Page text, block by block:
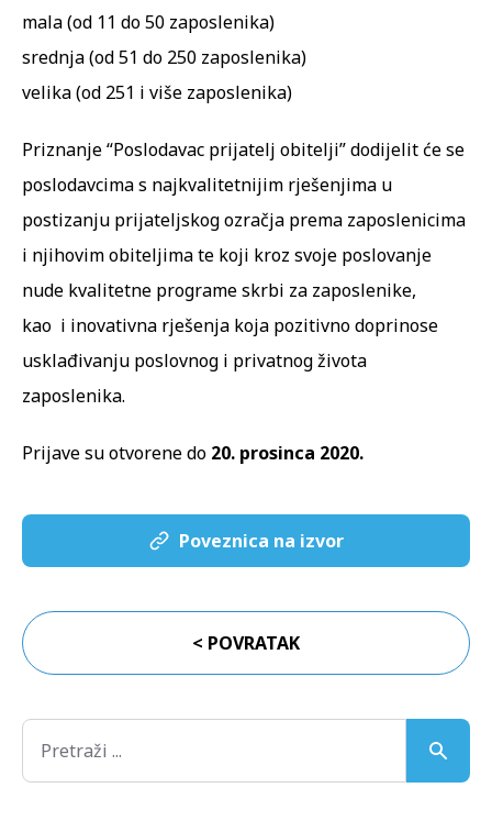
mala (od 11 do 50 zaposlenika)
srednja (od 51 do 250 zaposlenika)
velika (od 251 i više zaposlenika)
Priznanje “Poslodavac prijatelj obitelji” dodijelit će se
poslodavcima s najkvalitetnijim rješenjima u
postizanju prijateljskog ozračja prema zaposlenicima
i njihovim obiteljima te koji kroz svoje poslovanje
nude kvalitetne programe skrbi za zaposlenike,
kao i inovativna rješenja koja pozitivno doprinose
usklađivanju poslovnog i privatnog života
zaposlenika.
Prijave su otvorene do 20. prosinca 2020.
Poveznica na izvor
< POVRATAK